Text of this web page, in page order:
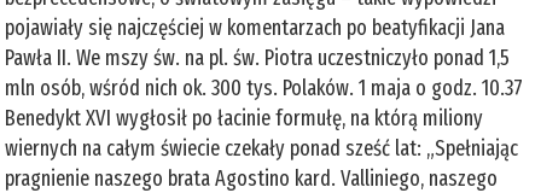
pojawiały się najczęściej w komentarzach po beatyfikacji Jana
Pawła II. We mszy św. na pl. św. Piotra uczestniczyło ponad 1,5
mln osób, wśród nich ok. 300 tys. Polaków. 1 maja o godz. 10.37
Benedykt XVI wygłosił po łacinie formułę, na którą miliony
wiernych na całym świecie czekały ponad sześć lat: „Spełniając
pragnienie naszego brata Agostino kard. Valliniego, naszego